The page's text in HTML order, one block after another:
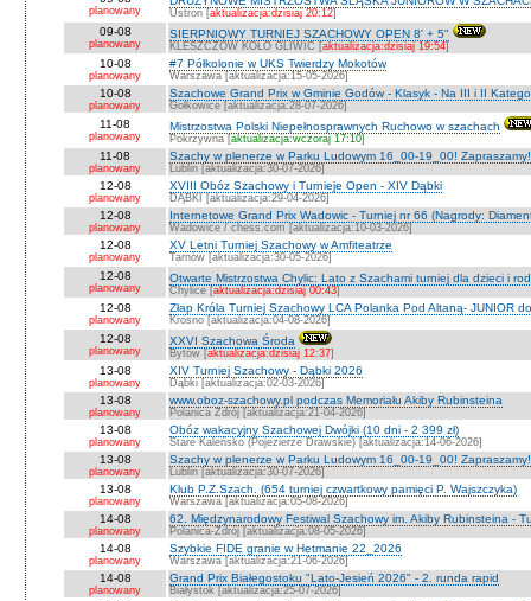
planowany Ustroń [aktualizacja:dzisiaj 20:12]
09-08
planowany
SIERPNIOWY TURNIEJ SZACHOWY OPEN 8' + 5"
KLESZCZÓW KOŁO GLIWIC [aktualizacja:dzisiaj 19:54]
10-08
planowany
#7 Półkolonie w UKS Twierdzy Mokotów
Warszawa [aktualizacja:15-05-2026]
10-08
planowany
Szachowe Grand Prix w Gminie Godów - Klasyk - Na III i II
Gołkowice [aktualizacja:28-07-2026]
11-08
planowany
Mistrzostwa Polski Niepełnosprawnych Ruchowo w szachach
Pokrzywna [aktualizacja:wczoraj 17:10]
11-08
planowany
Szachy w plenerze w Parku Ludowym 16_00-19_00! Zapraszamy!
Lublin [aktualizacja:30-07-2026]
12-08
planowany
XVIII Obóz Szachowy i Turnieje Open - XIV Dąbki
DĄBKI [aktualizacja:29-04-2026]
12-08
planowany
Internetowe Grand Prix Wadowic - Turniej nr 66 (Nagrody:
Wadowice / chess.com [aktualizacja:10-03-2026]
12-08
planowany
XV Letni Turniej Szachowy w Amfiteatrze
Tarnów [aktualizacja:30-05-2026]
12-08
planowany
Otwarte Mistrzostwa Chylic: Lato z Szachami turniej dla dzieci i
Chylice [aktualizacja:dzisiaj 00:43]
12-08
planowany
Złap Króla Turniej Szachowy LCA Polanka Pod Altaną- JUNIOR
Krosno [aktualizacja:04-08-2026]
12-08
planowany
XXVI Szachowa Środa
Bytów [aktualizacja:dzisiaj 12:37]
13-08
planowany
XIV Turniej Szachowy - Dąbki 2026
Dąbki [aktualizacja:02-03-2026]
13-08
planowany
www.oboz-szachowy.pl podczas Memoriału Akiby Rubinsteina
Polanica Zdrój [aktualizacja:21-04-2026]
13-08
planowany
Obóz wakacyjny Szachowej Dwójki (10 dni - 2 399 zł)
Stare Kaleńsko (Pojezierze Drawskie) [aktualizacja:14-06-2026]
13-08
planowany
Szachy w plenerze w Parku Ludowym 16_00-19_00! Zapraszamy!
Lublin [aktualizacja:30-07-2026]
13-08
planowany
Klub P.Z.Szach. (654 turniej czwartkowy pamięci P. Wajszczyka)
Warszawa [aktualizacja:05-08-2026]
14-08
planowany
62. Międzynarodowy Festiwal Szachowy im. Akiby Rubinsteina -
Polanica-Zdrój [aktualizacja:08-05-2026]
14-08
planowany
Szybkie FIDE granie w Hetmanie 22_2026
Warszawa [aktualizacja:21-06-2026]
14-08
planowany
Grand Prix Białegostoku "Lato-Jesień 2026" - 2. runda rapid
Białystok [aktualizacja:25-07-2026]